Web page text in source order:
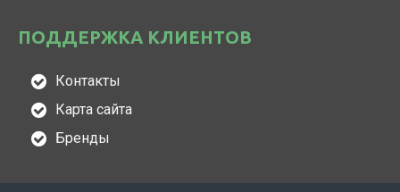
ПОДДЕРЖКА КЛИЕНТОВ
Контакты
Карта сайта
Бренды